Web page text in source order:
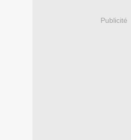
Publicité